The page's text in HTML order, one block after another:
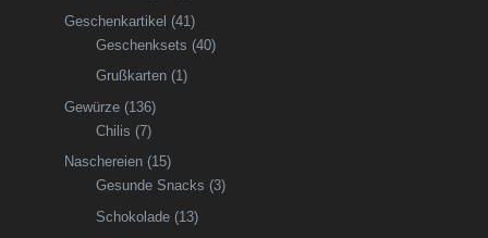
Geschenkartikel (41)
Geschenksets (40)
Grußkarten (1)
Gewürze (136)
Chilis (7)
Naschereien (15)
Gesunde Snacks (3)
Schokolade (13)